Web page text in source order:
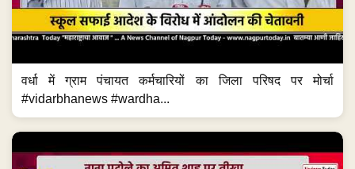
वर्धा में ग्राम पंचायत कर्मचारियों का जिला परिषद पर मोर्चा
#vidarbhanews #wardha...